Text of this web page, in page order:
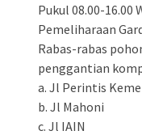
Pukul 08.00-16.00
Pemeliharaan
Rabas-rabas
penggantian
a. Jl Perintis
b. Jl Mahoni
c. Jl IAIN